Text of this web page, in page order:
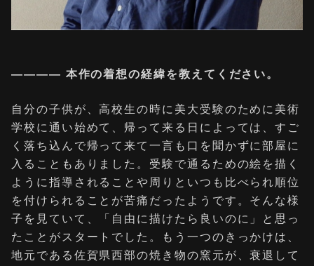
―――― 本作の着想の経緯を教えてください。
自分の子供が、高校生の時に美大受験のために美術
学校に通い始めて、帰って来る日によっては、すご
く落ち込んで帰って来て一言も口を聞かずに部屋に
入ることもありました。受験で通るための絵を描く
ように指導されることや周りといつも比べられ順位
を付けられることが苦痛だったようです。そんな様
子を見ていて、「自由に描けたら良いのに」と思っ
たことがスタートでした。もう一つのきっかけは、
地元である佐賀県西部の焼き物の窯元が、衰退して